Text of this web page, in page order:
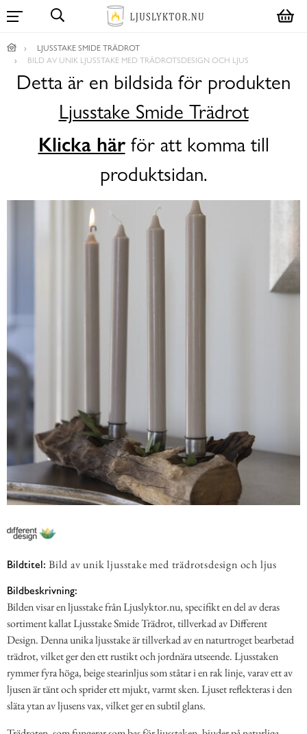
LJUSSTAKE SMIDE TRÄDROT
BILD AV UNIK LJUSSTAKE MED TRÄDROTSDESIGN OCH LJUS
Detta är en bildsida för produkten
Ljusstake Smide Trädrot
Klicka härför att komma till
produktsidan.
Bildtitel: Bild av unik ljusstake med trädrotsdesign och ljus
Bildbeskrivning:
Bilden visar en ljusstake från Ljuslyktor.nu, specifikt en del av deras
sortiment kallat Ljusstake Smide Trädrot, tillverkad av Different
Design. Denna unika ljusstake är tillverkad av en naturtroget bearbetad
trädrot, vilket ger den ett rustikt och jordnära utseende. Ljusstaken
rymmer fyra höga, beige stearinljus som ståtar i en rak linje, varav ett av
ljusen är tänt och sprider ett mjukt, varmt sken. Ljuset reflekteras i den
släta ytan av ljusens vax, vilket ger en subtil glans.